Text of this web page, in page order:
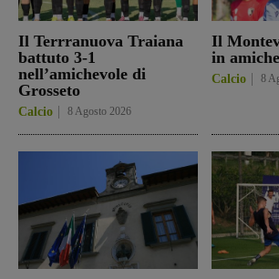
Il Terrranuova Traiana
battuto 3-1
nell’amichevole di
Grosseto
Calcio 8 Agosto 2026
Il
in
Calcio 8